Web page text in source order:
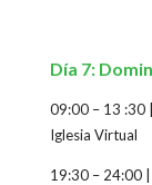
Día 7:
09:00 – 13 :30|
Iglesia Virtual
19:30 – 24:00|